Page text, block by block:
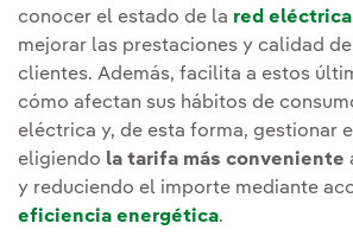
conocer el estado de la red eléctrica
mejorar las prestaciones y calidad
clientes. Además, facilita a estos
cómo afectan sus hábitos de
eléctrica y, de esta forma, gestionar
eligiendo la tarifa más conveniente
y reduciendo el importe mediante
eficiencia energética.